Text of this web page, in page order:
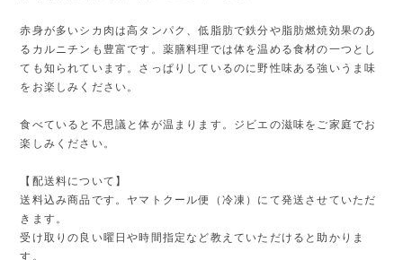
赤身が多いシカ肉は高タンパク、低脂肪で鉄分や脂肪燃焼効果のあ
るカルニチンも豊富です。薬膳料理では体を温める食材の一つとし
ても知られています。さっぱりしているのに野性味ある強いうま味
をお楽しみください。
食べていると不思議と体が温まります。ジビエの滋味をご家庭でお
楽しみください。
【配送料について】
送料込み商品です。ヤマトクール便（冷凍）にて発送させていただ
きます。
受け取りの良い曜日や時間指定など教えていただけると助かりま
す。